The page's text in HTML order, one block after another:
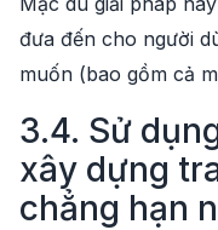
đưa đến cho người
muốn (bao gồm cả
3.4. Sử
xây dựng
chẳng hạn